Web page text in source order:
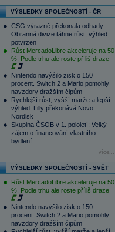
VÝSLEDKY SPOLEČNOSTÍ - ČR
CSG výrazně překonala odhady.
Obranná divize táhne růst, výhled
potvrzen
Růst MercadoLibre akceleruje na 50
%. Podle trhu ale roste příliš draze
Nintendo navýšilo zisk o 150
procent. Switch 2 a Mario pomohly
navzdory dražším čipům
Rychlejší růst, vyšší marže a lepší
výhled. Lilly překonává Novo
Nordisk
Skupina ČSOB v 1. pololetí: Velký
zájem o financování vlastního
bydlení
více...
VÝSLEDKY SPOLEČNOSTÍ - SVĚT
Růst MercadoLibre akceleruje na 50
%. Podle trhu ale roste příliš draze
Nintendo navýšilo zisk o 150
procent. Switch 2 a Mario pomohly
navzdory dražším čipům